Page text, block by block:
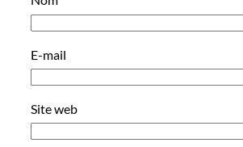
E-mail
Site web